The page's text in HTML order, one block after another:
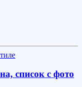
список с фото